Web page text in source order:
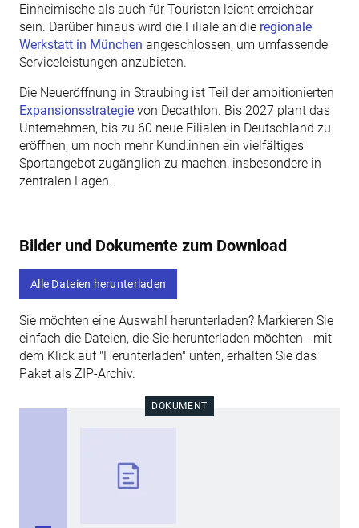
Einheimische als auch für Touristen leicht erreichbar
sein. Darüber hinaus wird die Filiale an die regionale
Werkstatt in München angeschlossen, um umfassende
Serviceleistungen anzubieten.
Die Neueröffnung in Straubing ist Teil der ambitionierten
Expansionsstrategie von Decathlon. Bis 2027 plant das
Unternehmen, bis zu 60 neue Filialen in Deutschland zu
eröffnen, um noch mehr Kund:innen ein vielfältiges
Sportangebot zugänglich zu machen, insbesondere in
zentralen Lagen.
Bilder und Dokumente zum Download
Alle Dateien herunterladen
Sie möchten eine Auswahl herunterladen? Markieren Sie
einfach die Dateien, die Sie herunterladen möchten - mit
dem Klick auf "Herunterladen" unten, erhalten Sie das
Paket als ZIP-Archiv.
DOKUMENT